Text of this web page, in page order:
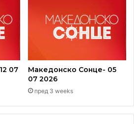
07
Македонско Сонце- 05
07 2026
пред 3 weeks